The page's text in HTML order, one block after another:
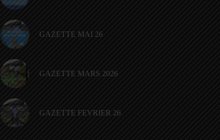
GAZETTE MAI 26
GAZETTE MARS 2026
GAZETTE FEVRIER 26